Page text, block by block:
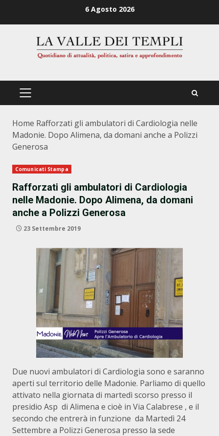
6 Agosto 2026
PRIMÄRES
Home Rafforzati gli ambulatori di Cardiologia nelle
Madonie. Dopo Alimena, da domani anche a Polizzi
Generosa
Comunicati Stampa
Rafforzati gli ambulatori di Cardiologia
nelle Madonie. Dopo Alimena, da domani
anche a Polizzi Generosa
23 Settembre 2019
Due nuovi ambulatori di Cardiologia sono e saranno
aperti sul territorio delle Madonie. Parliamo di quello
attivato nella giornata di martedì scorso presso il
presidio Asp di Alimena e cioè in Via Calabrese , e il
secondo che entrerà in funzione da Martedì 24
Settembre a Polizzi Generosa presso la sede